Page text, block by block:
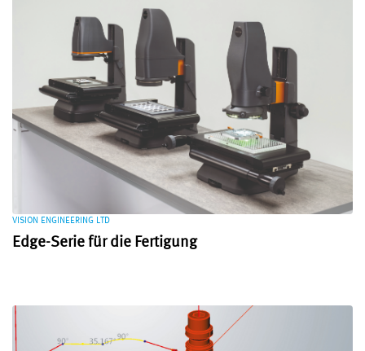
VISION ENGINEERING LTD
Edge-Serie für die Fertigung